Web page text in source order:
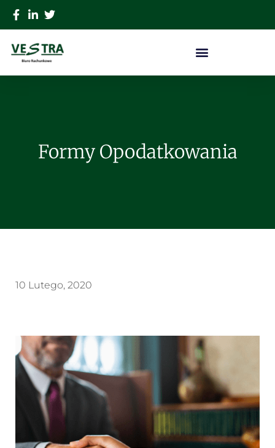
Formy Opodatkowania
10 Lutego, 2020